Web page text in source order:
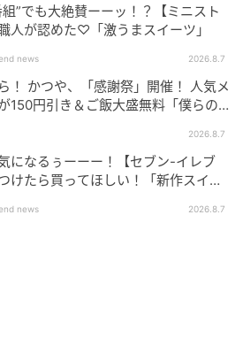
組”でも大絶賛ーーッ！？【ミニスト
人が認めた♡「激うまスイーツ」
news 2026.8.7
！ かつや、「感謝祭」開催！ 人気メ
150円引き＆ご飯大盛無料「僕らの
2026.8.7
になるぅーーー！【セブン-イレブ
けたら買ってほしい！「新作スイー
news 2026.8.7